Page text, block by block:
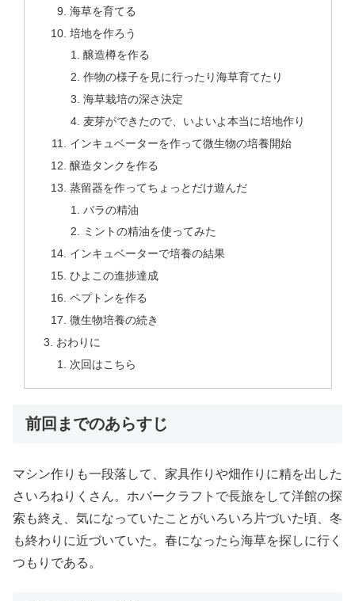
海草を育てる
培地を作ろう
醸造樽を作る
作物の様子を見に行ったり海草育てたり
海草栽培の深さ決定
麦芽ができたので、いよいよ本当に培地作り
インキュベーターを作って微生物の培養開始
醸造タンクを作る
蒸留器を作ってちょっとだけ遊んだ
バラの精油
ミントの精油を使ってみた
インキュベーターで培養の結果
ひよこの進捗達成
ペプトンを作る
微生物培養の続き
おわりに
次回はこちら
前回までのあらすじ
マシン作りも一段落して、家具作りや畑作りに精を出した
さいろねりくさん。ホバークラフトで長旅をして洋館の探
索も終え、気になっていたことがいろいろ片づいた頃、冬
も終わりに近づいていた。春になったら海草を探しに行く
つもりである。